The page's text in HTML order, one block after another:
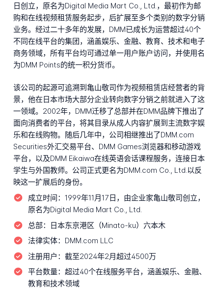
日创立，原名为Digital Media Mart Co., Ltd.，最初作为邮
购和在线视频租赁服务起步，后扩展至多个类别的数字分销
业务。经过二十多年的发展，DMM已成长为运营超过40个
不同在线平台的集团，涵盖娱乐、金融、教育、技术和电子
商务领域，所有平台均可通过单一用户账户访问，并使用名
为DMM Points的统一积分货币。
该公司的起源可追溯到亀山敬司作为视频租赁店经营者的背
景，他在日本市场大部分企业转向数字分销之前就进入了这
一领域。2002年，DMM迁移了总部并在DMM品牌下推出了
面向消费者的平台，将其目录从成人内容扩展到主流数字娱
乐和在线购物。随后几年中，公司相继推出了DMM.com
Securities外汇交易平台、DMM Games浏览器和移动游戏
平台，以及DMM Eikaiwa在线英语会话课程服务，连接日本
学生与外国教师。公司正式更名为DMM.com Co., Ltd.以反
映这一扩展后的身份。
成立时间： 1999年11月17日，由企业家亀山敬司创立，
原名为Digital Media Mart Co., Ltd.
总部：
日本东京港区（Minato-ku）六本木
法律实体： DMM.com LLC
注册用户： 截至2024年2月超过4500万
平台数量： 超过40个在线服务平台，涵盖娱乐、金融、
教育和技术领域